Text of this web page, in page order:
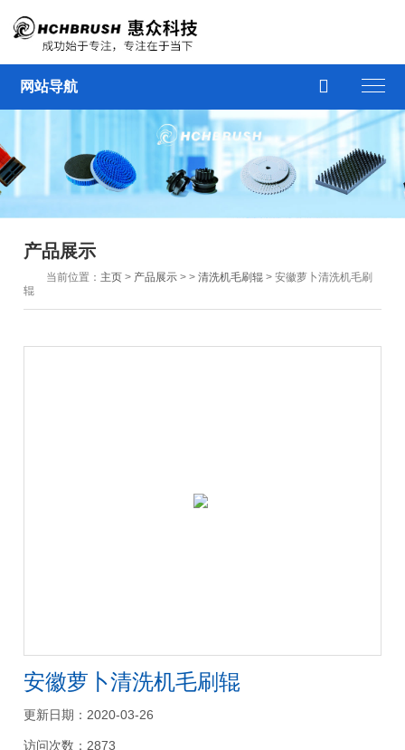
网站导航 
产品展示
当前位置： 主页 > 产品展示 > >清洗机毛刷辊 > 安徽萝卜清洗机毛刷
辊
安徽萝卜清洗机毛刷辊
更新日期：2020-03-26
访问次数：2873